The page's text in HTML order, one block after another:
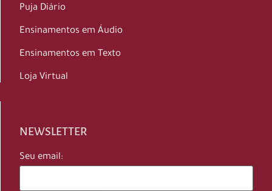
Puja Diário
Ensinamentos em Áudio
Ensinamentos em Texto
Loja Virtual
NEWSLETTER
Seu email: